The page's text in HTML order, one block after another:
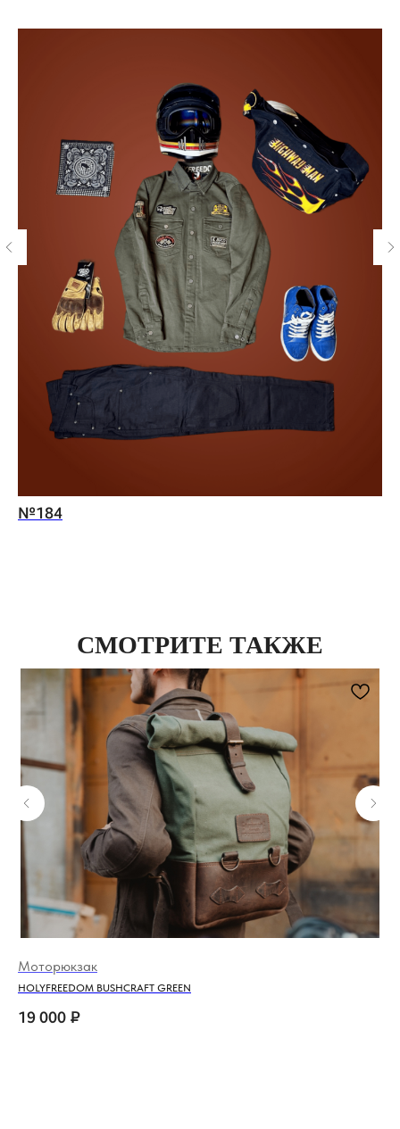
№184
СМОТРИТЕ ТАКЖЕ
HOLYFREEDOM BUSHCRAFT GREEN
Моторюкзак
19 000 ₽